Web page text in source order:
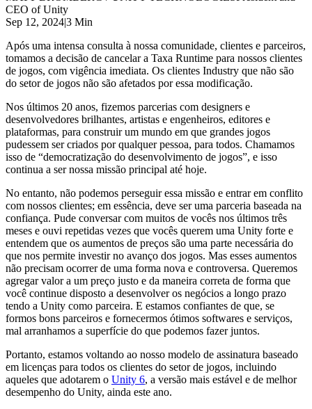
LiveOps
Insights pós-lançamento e operações de jogos ao vivo
Amplie
Aquisição de usuários
In-App Purchase
Gerencie as IAP em todas as lojas e no modelo D2C (direto ao
consumidor).
Conecte jogadores com os jogos certos
Anuncie com o Unity
Monetize com o Unity
Casos de uso
Jogos de dispositivos móveis
Crie e faça crescer sucessos móveis com o Unity
Jogos Independentes
Lance grandes jogos com pequenas equipes
Jogos XR
Jogos com multijogador
Simplifique o desenvolvimento de jogos multiplayer
Varejo
Transformar experiências em loja em experiências online
Automotivo
Impulsione a inovação e as experiências dentro do carro
Insights
Estudos de caso
Histórias de sucesso do mundo real
Guias de melhores práticas
Demonstrações
Demonstrações, amostras e blocos de construção
Todos os recursos
Novidades
Blog
Atualizações, informações e dicas técnicas
Notícias
Notícias, histórias e centro de imprensa
Junte-se a desenvolvedores, criadores e insiders
Prêmios Unity
Celebrando criadores do Unity em todo o mundo
Tutoriais
Dicas práticas e melhores práticas
Educação
Para estudantes
Para educadores
Impulsione seu ensino
Concessão de Licença Educacional
Certificações
Prove sua maestria em Unity
CEO of Unity
Sep 12, 2024|3 Min
Após uma intensa consulta à nossa comunidade, clientes e parceiros,
tomamos a decisão de cancelar a Taxa Runtime para nossos clientes
de jogos, com vigência imediata. Os clientes Industry que não são
do setor de jogos não são afetados por essa modificação.
Nos últimos 20 anos, fizemos parcerias com designers e
desenvolvedores brilhantes, artistas e engenheiros, editores e
plataformas, para construir um mundo em que grandes jogos
pudessem ser criados por qualquer pessoa, para todos. Chamamos
isso de “democratização do desenvolvimento de jogos”, e isso
continua a ser nossa missão principal até hoje.
No entanto, não podemos perseguir essa missão e entrar em conflito
com nossos clientes; em essência, deve ser uma parceria baseada na
confiança. Pude conversar com muitos de vocês nos últimos três
meses e ouvi repetidas vezes que vocês querem uma Unity forte e
entendem que os aumentos de preços são uma parte necessária do
que nos permite investir no avanço dos jogos. Mas esses aumentos
não precisam ocorrer de uma forma nova e controversa. Queremos
agregar valor a um preço justo e da maneira correta de forma que
você continue disposto a desenvolver os negócios a longo prazo
tendo a Unity como parceira. E estamos confiantes de que, se
formos bons parceiros e fornecermos ótimos softwares e serviços,
mal arranhamos a superfície do que podemos fazer juntos.
Portanto, estamos voltando ao nosso modelo de assinatura baseado
em licenças para todos os clientes do setor de jogos, incluindo
aqueles que adotarem o Unity 6, a versão mais estável e de melhor
desempenho do Unity, ainda este ano.